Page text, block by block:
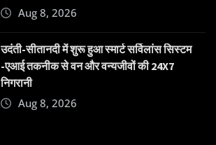
Aug 8, 2026
उदंती-सीतानदी में शुरू हुआ स्मार्ट सर्विलांस सिस्टम
-एआई तकनीक से वन और वन्यजीवों की 24X7
निगरानी
Aug 8, 2026